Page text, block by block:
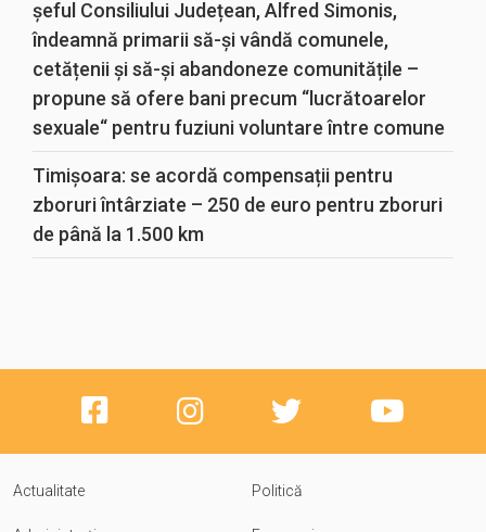
șeful Consiliului Județean, Alfred Simonis,
îndeamnă primarii să-și vândă comunele,
cetățenii și să-și abandoneze comunitățile –
propune să ofere bani precum “lucrătoarelor
sexuale“ pentru fuziuni voluntare între comune
Timișoara: se acordă compensații pentru
zboruri întârziate – 250 de euro pentru zboruri
de până la 1.500 km
Actualitate Politică